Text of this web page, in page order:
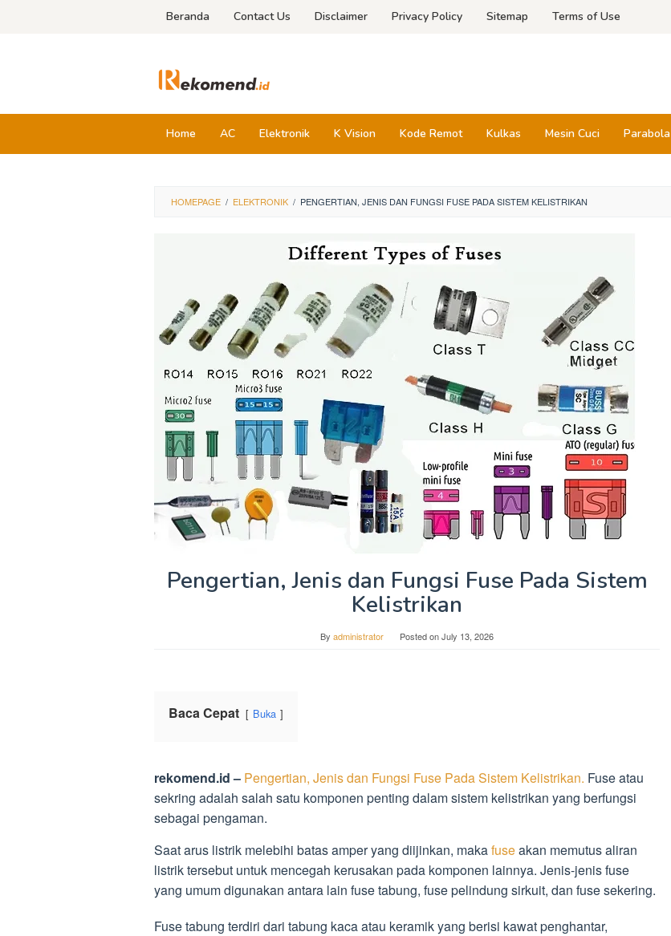
Beranda Contact Us Disclaimer Privacy Policy Sitemap Terms of Use
Home AC Elektronik K Vision Kode Remot Kulkas Mesin Cuci Parabola
HOMEPAGE / ELEKTRONIK / PENGERTIAN, JENIS DAN FUNGSI FUSE PADA SISTEM KELISTRIKAN
Pengertian, Jenis dan Fungsi Fuse Pada Sistem
Kelistrikan
By administrator Posted onJuly 13, 2026
Baca Cepat Buka
rekomend.id – Pengertian, Jenis dan Fungsi Fuse Pada Sistem Kelistrikan. Fuse atau
sekring adalah salah satu komponen penting dalam sistem kelistrikan yang berfungsi
sebagai pengaman.
Saat arus listrik melebihi batas amper yang diijinkan, makafuseakan memutus aliran
listrik tersebut untuk mencegah kerusakan pada komponen lainnya. Jenis-jenis fuse
yang umum digunakan antara lain fuse tabung, fuse pelindung sirkuit, dan fuse sekering.
Fuse tabung terdiri dari tabung kaca atau keramik yang berisi kawat penghantar,